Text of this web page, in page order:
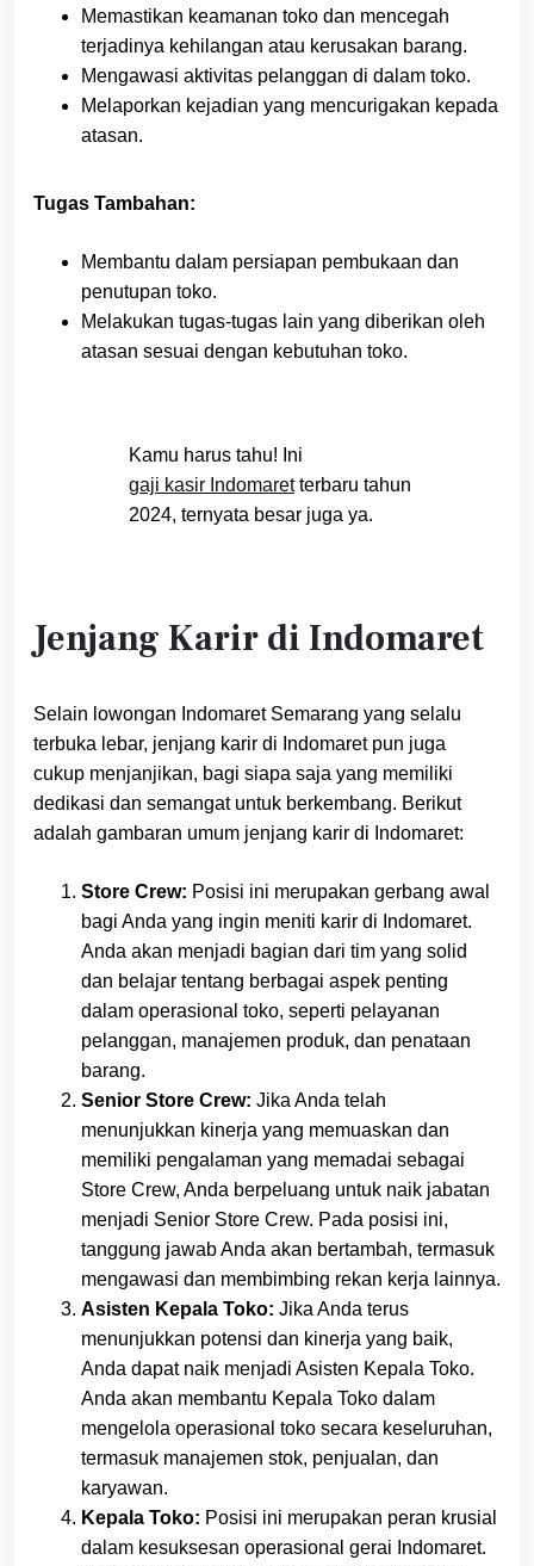
Memastikan keamanan toko dan mencegah
terjadinya kehilangan atau kerusakan barang.
Mengawasi aktivitas pelanggan di dalam toko.
Melaporkan kejadian yang mencurigakan kepada
atasan.
Tugas Tambahan:
Membantu dalam persiapan pembukaan dan
penutupan toko.
Melakukan tugas-tugas lain yang diberikan oleh
atasan sesuai dengan kebutuhan toko.
Kamu harus tahu! Ini
gaji kasir Indomaretterbaru tahun
2024, ternyata besar juga ya.
Jenjang Karir di Indomaret
Selain lowongan Indomaret Semarang yang selalu
terbuka lebar, jenjang karir di Indomaret pun juga
cukup menjanjikan, bagi siapa saja yang memiliki
dedikasi dan semangat untuk berkembang. Berikut
adalah gambaran umum jenjang karir di Indomaret:
Store Crew: Posisi ini merupakan gerbang awal
bagi Anda yang ingin meniti karir di Indomaret.
Anda akan menjadi bagian dari tim yang solid
dan belajar tentang berbagai aspek penting
dalam operasional toko, seperti pelayanan
pelanggan, manajemen produk, dan penataan
barang.
Senior Store Crew: Jika Anda telah
menunjukkan kinerja yang memuaskan dan
memiliki pengalaman yang memadai sebagai
Store Crew, Anda berpeluang untuk naik jabatan
menjadi Senior Store Crew. Pada posisi ini,
tanggung jawab Anda akan bertambah, termasuk
mengawasi dan membimbing rekan kerja lainnya.
Asisten Kepala Toko: Jika Anda terus
menunjukkan potensi dan kinerja yang baik,
Anda dapat naik menjadi Asisten Kepala Toko.
Anda akan membantu Kepala Toko dalam
mengelola operasional toko secara keseluruhan,
termasuk manajemen stok, penjualan, dan
karyawan.
Kepala Toko: Posisi ini merupakan peran krusial
dalam kesuksesan operasional gerai Indomaret.